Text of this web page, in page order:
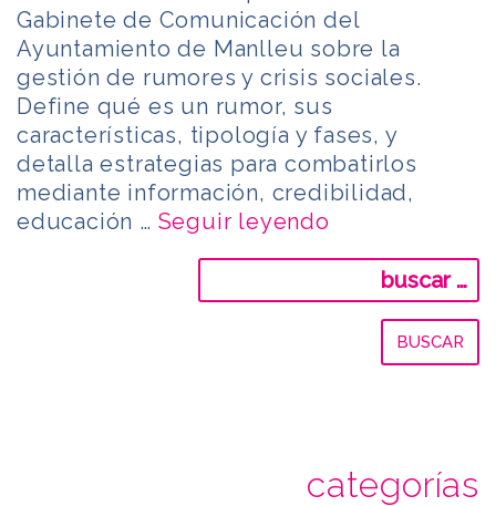
Gabinete de Comunicación del
Ayuntamiento de Manlleu sobre la
gestión de rumores y crisis sociales.
Define qué es un rumor, sus
características, tipología y fases, y
detalla estrategias para combatirlos
mediante información, credibilidad,
educación … Seguir leyendo
categorías